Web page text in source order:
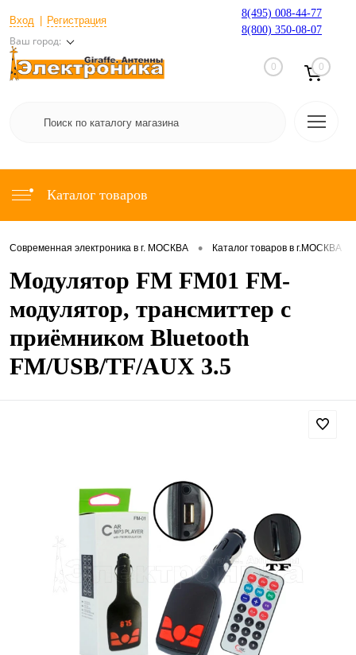
Вход Регистрация
Ваш город:
8(495) 008-44-77
8(800) 350-08-07
0 0
Каталог товаров
Современная электроника в г. МОСКВА • Каталог товаров в г.МОСКВА
Модулятор FM FM01 FM-
модулятор, трансмиттер с
приёмником Bluetooth
FM/USB/TF/AUX 3.5